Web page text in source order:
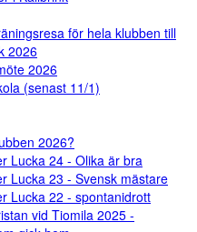
för hela klubben till
2026
2026
(senast 11/1)
2026?
Lucka 24 - Olika är bra
Lucka 23 - Svensk mästare
Lucka 22 - spontanidrott
vid Tiomila 2025 -